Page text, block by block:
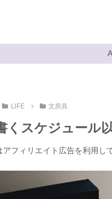
LIFE 文房具
くスケジュール
フィリエイト広告を利用し